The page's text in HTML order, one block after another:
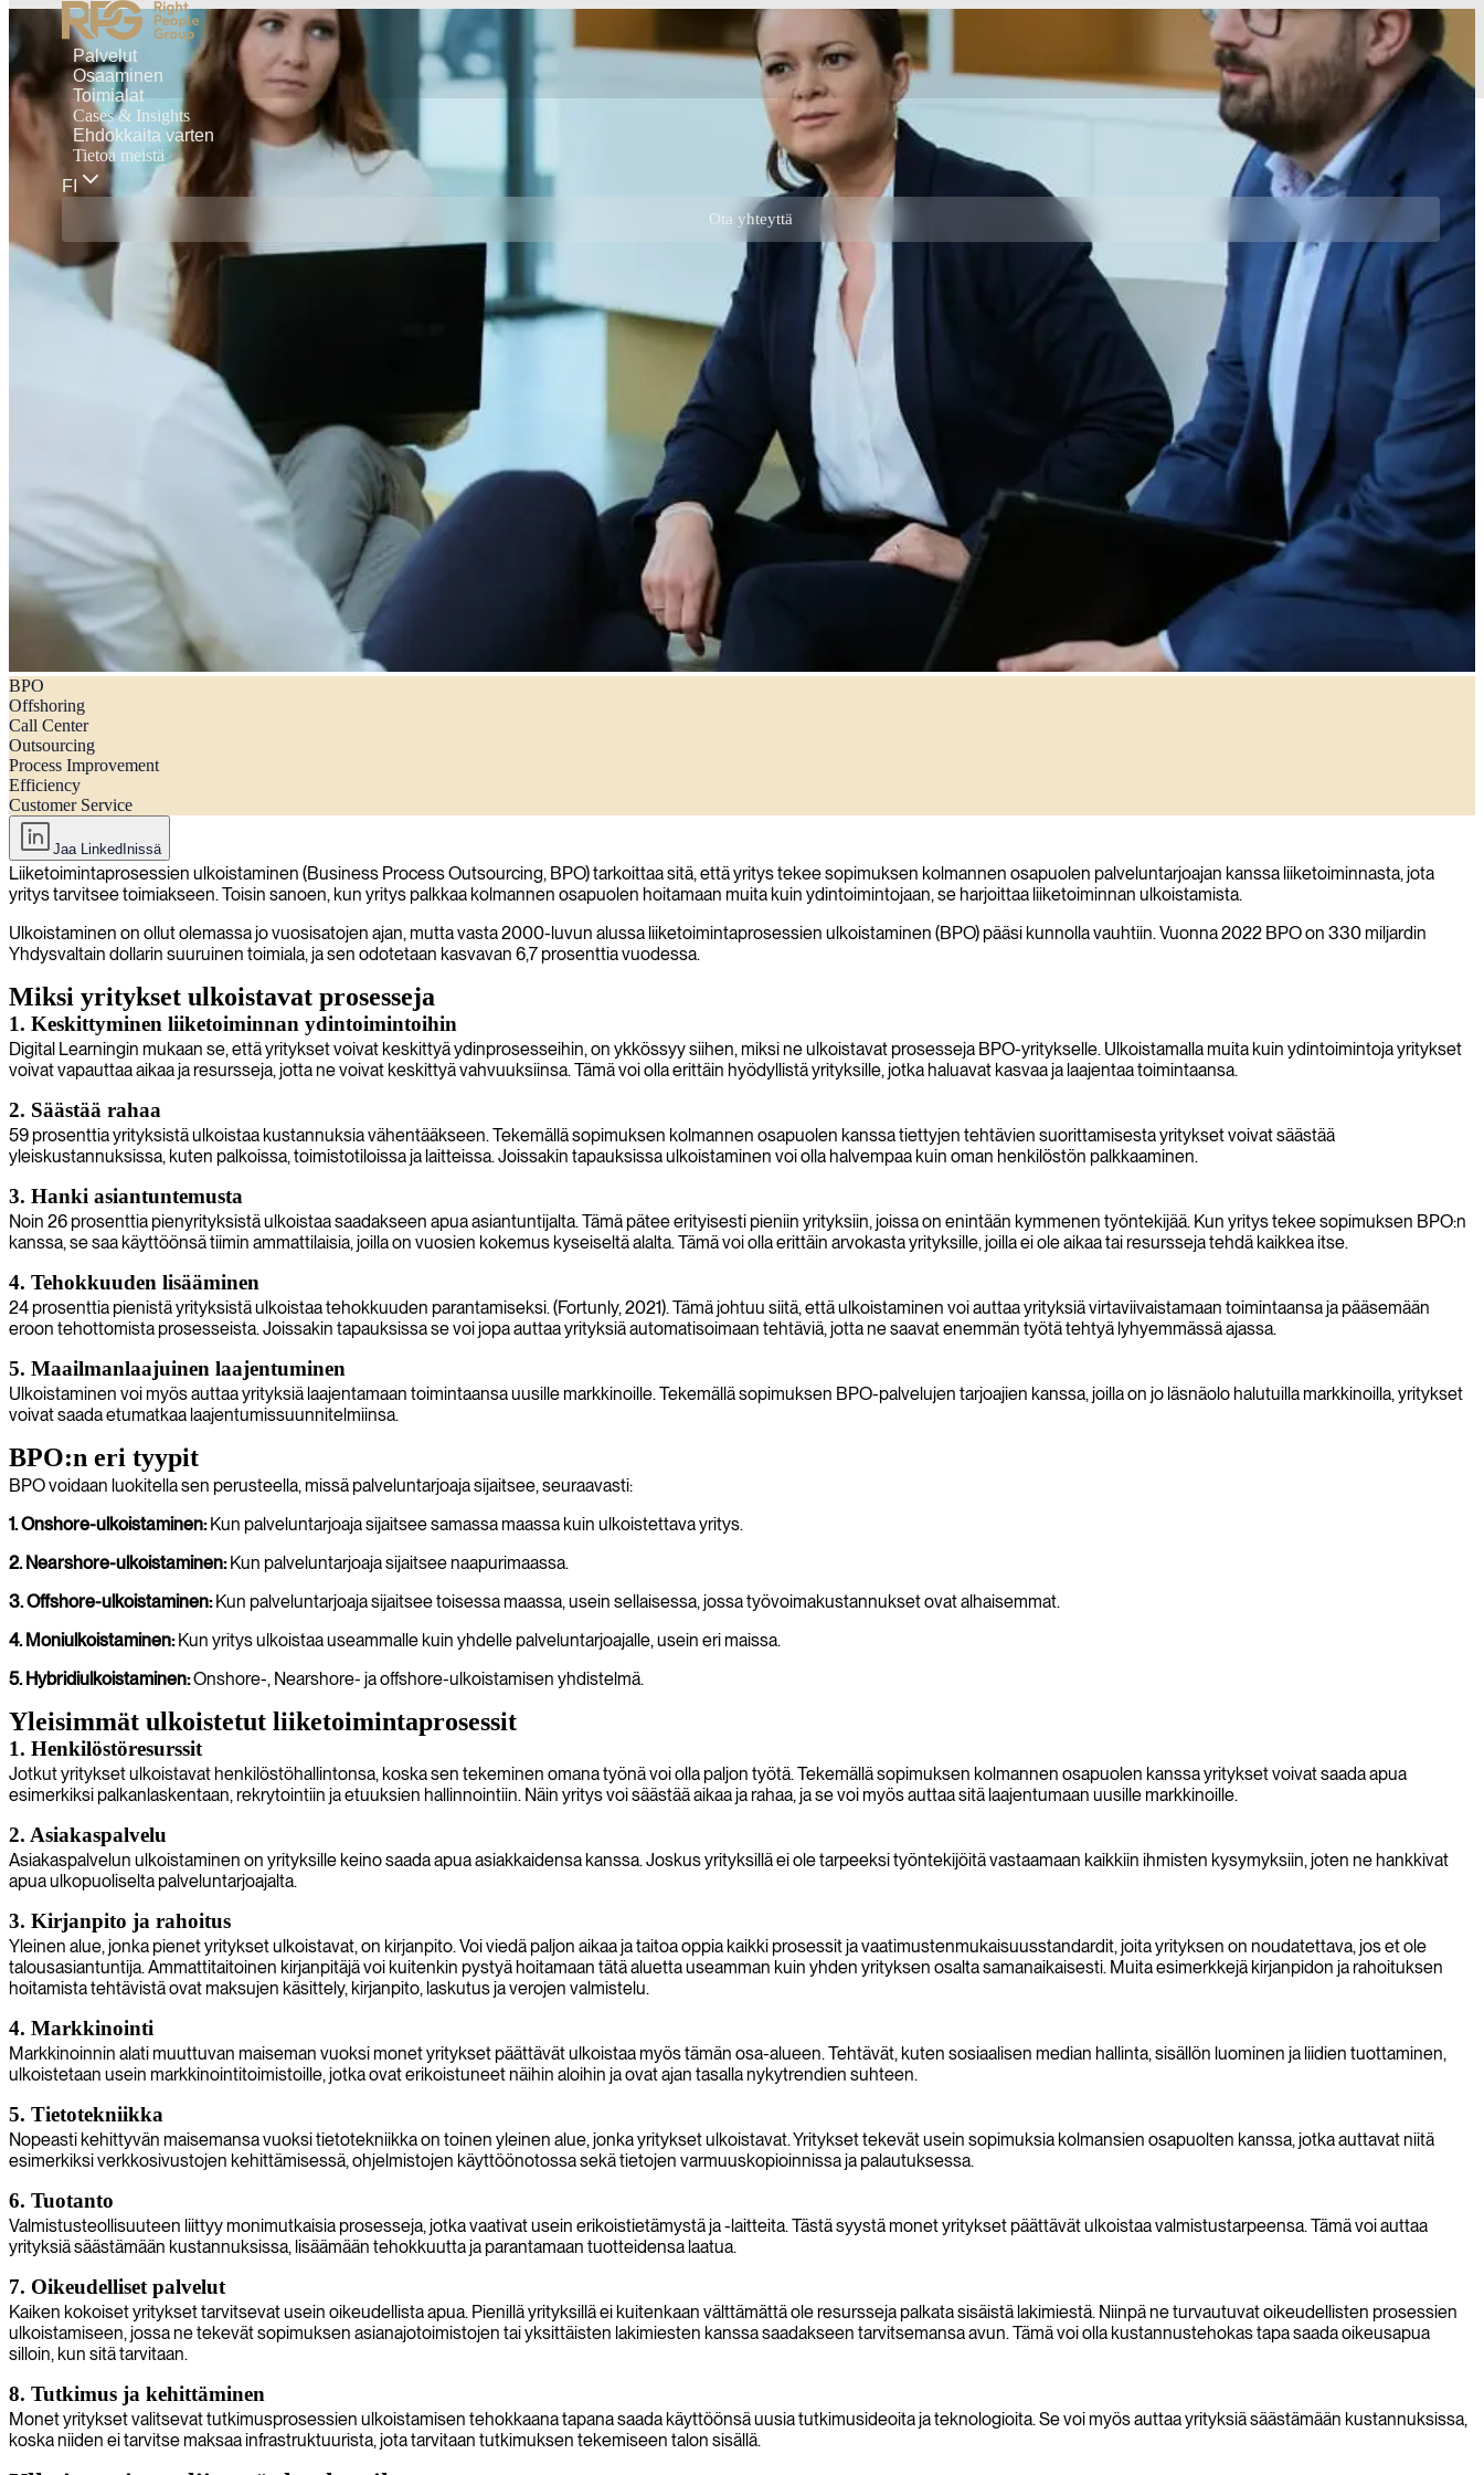
Palvelut
Osaaminen
Toimialat
Cases & Insights
Ehdokkaita varten
Tietoa meistä
FI
Ota yhteyttä
Mikä on BPO (liiketoimintaprosessien ulkoistaminen)?
BPO
Offshoring
Call Center
Outsourcing
Process Improvement
Efficiency
Customer Service
Jaa LinkedInissä
Liiketoimintaprosessien ulkoistaminen (Business Process Outsourcing, BPO) tarkoittaa sitä, että yritys tekee sopimuksen kolmannen osapuolen palveluntarjoajan kanssa liiketoiminnasta, jota
yritys tarvitsee toimiakseen. Toisin sanoen, kun yritys palkkaa kolmannen osapuolen hoitamaan muita kuin ydintoimintojaan, se harjoittaa liiketoiminnan ulkoistamista.
Ulkoistaminen on ollut olemassa jo vuosisatojen ajan, mutta vasta 2000-luvun alussa liiketoimintaprosessien ulkoistaminen (BPO) pääsi kunnolla vauhtiin. Vuonna 2022 BPO on 330 miljardin
Yhdysvaltain dollarin suuruinen toimiala, ja sen odotetaan kasvavan 6,7 prosenttia vuodessa.
Miksi yritykset ulkoistavat prosesseja
1. Keskittyminen liiketoiminnan ydintoimintoihin
Digital Learningin mukaan se, että yritykset voivat keskittyä ydinprosesseihin, on ykkössyy siihen, miksi ne ulkoistavat prosesseja BPO-yritykselle. Ulkoistamalla muita kuin ydintoimintoja yritykset
voivat vapauttaa aikaa ja resursseja, jotta ne voivat keskittyä vahvuuksiinsa. Tämä voi olla erittäin hyödyllistä yrityksille, jotka haluavat kasvaa ja laajentaa toimintaansa.
2. Säästää rahaa
59 prosenttia yrityksistä ulkoistaa kustannuksia vähentääkseen. Tekemällä sopimuksen kolmannen osapuolen kanssa tiettyjen tehtävien suorittamisesta yritykset voivat säästää
yleiskustannuksissa, kuten palkoissa, toimistotiloissa ja laitteissa. Joissakin tapauksissa ulkoistaminen voi olla halvempaa kuin oman henkilöstön palkkaaminen.
3. Hanki asiantuntemusta
Noin 26 prosenttia pienyrityksistä ulkoistaa saadakseen apua asiantuntijalta. Tämä pätee erityisesti pieniin yrityksiin, joissa on enintään kymmenen työntekijää. Kun yritys tekee sopimuksen BPO:n
kanssa, se saa käyttöönsä tiimin ammattilaisia, joilla on vuosien kokemus kyseiseltä alalta. Tämä voi olla erittäin arvokasta yrityksille, joilla ei ole aikaa tai resursseja tehdä kaikkea itse.
4. Tehokkuuden lisääminen
24 prosenttia pienistä yrityksistä ulkoistaa tehokkuuden parantamiseksi. (Fortunly, 2021). Tämä johtuu siitä, että ulkoistaminen voi auttaa yrityksiä virtaviivaistamaan toimintaansa ja pääsemään
eroon tehottomista prosesseista. Joissakin tapauksissa se voi jopa auttaa yrityksiä automatisoimaan tehtäviä, jotta ne saavat enemmän työtä tehtyä lyhyemmässä ajassa.
5. Maailmanlaajuinen laajentuminen
Ulkoistaminen voi myös auttaa yrityksiä laajentamaan toimintaansa uusille markkinoille. Tekemällä sopimuksen BPO-palvelujen tarjoajien kanssa, joilla on jo läsnäolo halutuilla markkinoilla, yritykset
voivat saada etumatkaa laajentumissuunnitelmiinsa.
BPO:n eri tyypit
BPO voidaan luokitella sen perusteella, missä palveluntarjoaja sijaitsee, seuraavasti:
1. Onshore-ulkoistaminen:Kun palveluntarjoaja sijaitsee samassa maassa kuin ulkoistettava yritys.
2. Nearshore-ulkoistaminen:Kun palveluntarjoaja sijaitsee naapurimaassa.
3. Offshore-ulkoistaminen:Kun palveluntarjoaja sijaitsee toisessa maassa, usein sellaisessa, jossa työvoimakustannukset ovat alhaisemmat.
4. Moniulkoistaminen:Kun yritys ulkoistaa useammalle kuin yhdelle palveluntarjoajalle, usein eri maissa.
5. Hybridiulkoistaminen:Onshore-, Nearshore- ja offshore-ulkoistamisen yhdistelmä.
Yleisimmät ulkoistetut liiketoimintaprosessit
1. Henkilöstöresurssit
Jotkut yritykset ulkoistavat henkilöstöhallintonsa, koska sen tekeminen omana työnä voi olla paljon työtä. Tekemällä sopimuksen kolmannen osapuolen kanssa yritykset voivat saada apua
esimerkiksi palkanlaskentaan, rekrytointiin ja etuuksien hallinnointiin. Näin yritys voi säästää aikaa ja rahaa, ja se voi myös auttaa sitä laajentumaan uusille markkinoille.
2. Asiakaspalvelu
Asiakaspalvelun ulkoistaminen on yrityksille keino saada apua asiakkaidensa kanssa. Joskus yrityksillä ei ole tarpeeksi työntekijöitä vastaamaan kaikkiin ihmisten kysymyksiin, joten ne hankkivat
apua ulkopuoliselta palveluntarjoajalta.
3. Kirjanpito ja rahoitus
Yleinen alue, jonka pienet yritykset ulkoistavat, on kirjanpito. Voi viedä paljon aikaa ja taitoa oppia kaikki prosessit ja vaatimustenmukaisuusstandardit, joita yrityksen on noudatettava, jos et ole
talousasiantuntija. Ammattitaitoinen kirjanpitäjä voi kuitenkin pystyä hoitamaan tätä aluetta useamman kuin yhden yrityksen osalta samanaikaisesti. Muita esimerkkejä kirjanpidon ja rahoituksen
hoitamista tehtävistä ovat maksujen käsittely, kirjanpito, laskutus ja verojen valmistelu.
4. Markkinointi
Markkinoinnin alati muuttuvan maiseman vuoksi monet yritykset päättävät ulkoistaa myös tämän osa-alueen. Tehtävät, kuten sosiaalisen median hallinta, sisällön luominen ja liidien tuottaminen,
ulkoistetaan usein markkinointitoimistoille, jotka ovat erikoistuneet näihin aloihin ja ovat ajan tasalla nykytrendien suhteen.
5. Tietotekniikka
Nopeasti kehittyvän maisemansa vuoksi tietotekniikka on toinen yleinen alue, jonka yritykset ulkoistavat. Yritykset tekevät usein sopimuksia kolmansien osapuolten kanssa, jotka auttavat niitä
esimerkiksi verkkosivustojen kehittämisessä, ohjelmistojen käyttöönotossa sekä tietojen varmuuskopioinnissa ja palautuksessa.
6. Tuotanto
Valmistusteollisuuteen liittyy monimutkaisia prosesseja, jotka vaativat usein erikoistietämystä ja -laitteita. Tästä syystä monet yritykset päättävät ulkoistaa valmistustarpeensa. Tämä voi auttaa
yrityksiä säästämään kustannuksissa, lisäämään tehokkuutta ja parantamaan tuotteidensa laatua.
7. Oikeudelliset palvelut
Kaiken kokoiset yritykset tarvitsevat usein oikeudellista apua. Pienillä yrityksillä ei kuitenkaan välttämättä ole resursseja palkata sisäistä lakimiestä. Niinpä ne turvautuvat oikeudellisten prosessien
ulkoistamiseen, jossa ne tekevät sopimuksen asianajotoimistojen tai yksittäisten lakimiesten kanssa saadakseen tarvitsemansa avun. Tämä voi olla kustannustehokas tapa saada oikeusapua
silloin, kun sitä tarvitaan.
8. Tutkimus ja kehittäminen
Monet yritykset valitsevat tutkimusprosessien ulkoistamisen tehokkaana tapana saada käyttöönsä uusia tutkimusideoita ja teknologioita. Se voi myös auttaa yrityksiä säästämään kustannuksissa,
koska niiden ei tarvitse maksaa infrastruktuurista, jota tarvitaan tutkimuksen tekemiseen talon sisällä.